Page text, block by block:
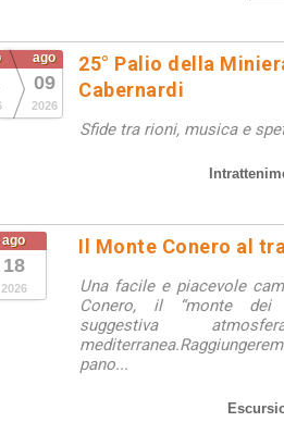
ago
09
2026
25° Palio della
Cabernardi
Sfide tra rioni, musica e
ago
18
2026
Il Monte Conero al
Una facile e piacevole
Conero, il “monte dei
suggestiva
pano...